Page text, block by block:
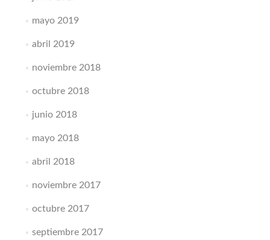
mayo 2019
abril 2019
noviembre 2018
octubre 2018
junio 2018
mayo 2018
abril 2018
noviembre 2017
octubre 2017
septiembre 2017